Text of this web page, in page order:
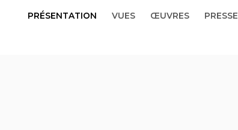
PRÉSENTATION VUES ŒUVRES PRESSE